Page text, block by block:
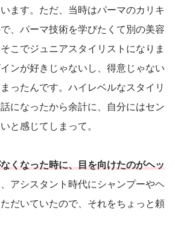
ます。ただ、当時はパーマのカリキ
、パーマ技術を学びたくて別の美容
こでジュニアスタイリストになりま
ンが好きじゃないし、得意じゃない
ったんです。ハイレベルなスタイリ
になったから余計に、自分にはセン
と感じてしまって。
くなった時に、目を向けたのがヘッ
アシスタント時代にシャンプーやヘ
だいていたので、それをちょっと頼